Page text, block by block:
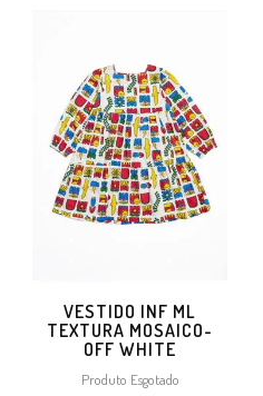
VESTIDO INF ML
TEXTURA MOSAICO-
OFF WHITE
Produto Esgotado